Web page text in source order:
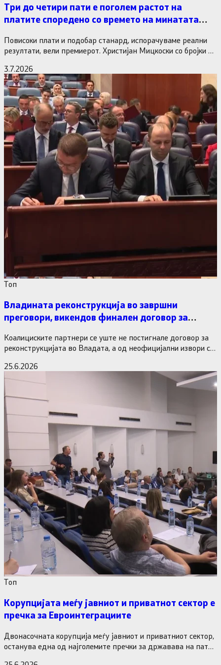
Три до четири пати е поголем растот на
платите споредено со времето на минатата
Повисоки плати и подобар станард, испорачуваме реални
резултати, вели премиерот. Христијан Мицкоски со бројки и
3.7.2026
Tоп
Владината реконструкција во завршни
преговори, викендов финален договор за
Коалициските партнери се уште не постигнале договор за
реконструкцијата во Владата, а од неофицијални извори се
25.6.2026
Tоп
Корупцијата меѓу јавниот и приватнот сектор е
пречка за Евроинтеграциите
Двонасочната корупција меѓу јавниот и приватниот сектор,
останува една од најголемите пречки за државава на патот